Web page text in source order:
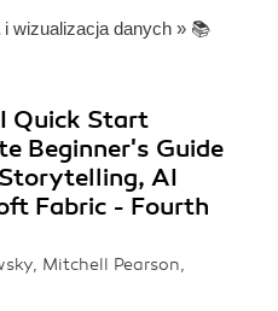
i wizualizacja danych » 📚
Quick Start
Beginner's Guide
AI
Fabric - Fourth
Mitchell Pearson,